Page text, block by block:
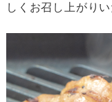
しくお召し上がりい